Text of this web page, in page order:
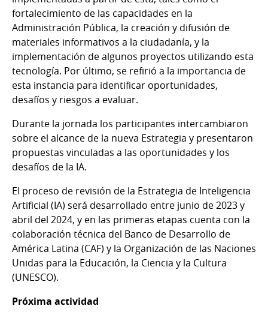
fortalecimiento de las capacidades en la
Administración Pública, la creación y difusión de
materiales informativos a la ciudadanía, y la
implementación de algunos proyectos utilizando esta
tecnología. Por último, se refirió a la importancia de
esta instancia para identificar oportunidades,
desafíos y riesgos a evaluar.
Durante la jornada los participantes intercambiaron
sobre el alcance de la nueva Estrategia y presentaron
propuestas vinculadas a las oportunidades y los
desafíos de la IA.
El proceso de revisión de la Estrategia de Inteligencia
Artificial (IA) será desarrollado entre junio de 2023 y
abril del 2024, y en las primeras etapas cuenta con la
colaboración técnica del Banco de Desarrollo de
América Latina (CAF) y la Organización de las Naciones
Unidas para la Educación, la Ciencia y la Cultura
(UNESCO).
Próxima actividad